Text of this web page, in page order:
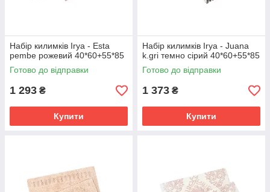
Набір килимків Irya - Esta
pembe рожевий 40*60+55*85
Готово до відправки
1 293 ₴
Купити
Набір килимків Irya - Juana
k.gri темно сірий 40*60+55*85
Готово до відправки
1 373 ₴
Купити